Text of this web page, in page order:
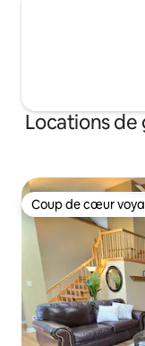
Locations de
Coup de cœur
Coup de cœur